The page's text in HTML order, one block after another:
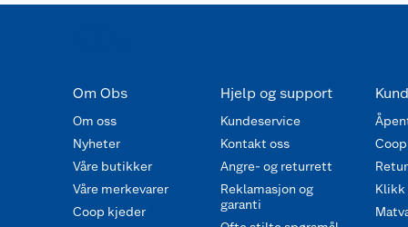
Om Obs
Om oss
Nyheter
Våre butikker
Våre merkevarer
Coop kjeder
Hjelp og support
Kundeservice
Kontakt oss
Angre- og returrett
Reklamasjon og
garanti
Klikk